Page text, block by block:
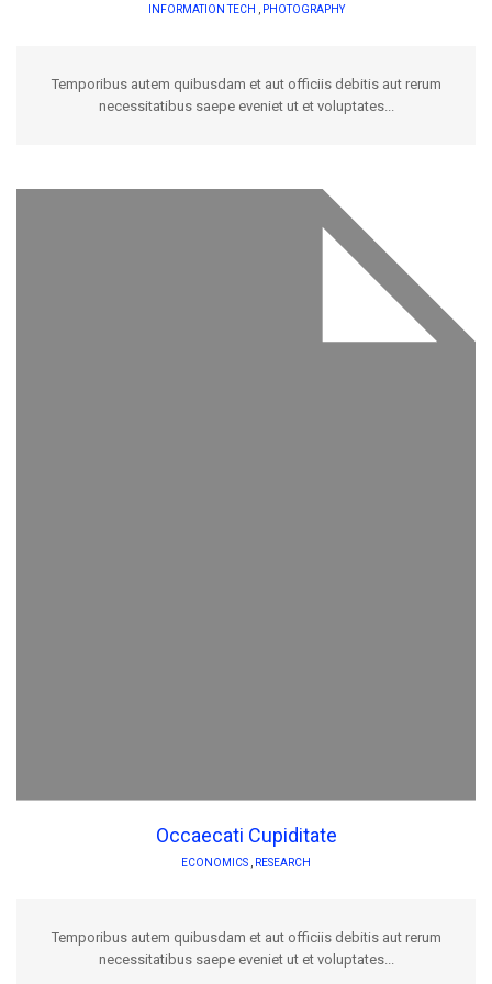
INFORMATION TECH PHOTOGRAPHY
Temporibus autem quibusdam et aut officiis debitis aut rerum
necessitatibus saepe eveniet ut et voluptates...
Occaecati Cupiditate
ECONOMICS RESEARCH
Temporibus autem quibusdam et aut officiis debitis aut rerum
necessitatibus saepe eveniet ut et voluptates...